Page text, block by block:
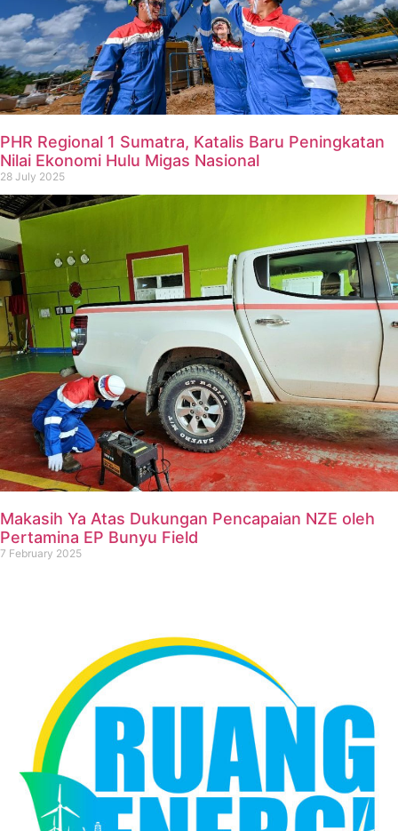
PHR Regional 1 Sumatra, Katalis Baru Peningkatan
Nilai Ekonomi Hulu Migas Nasional
28 July 2025
Makasih Ya Atas Dukungan Pencapaian NZE oleh
Pertamina EP Bunyu Field
7 February 2025